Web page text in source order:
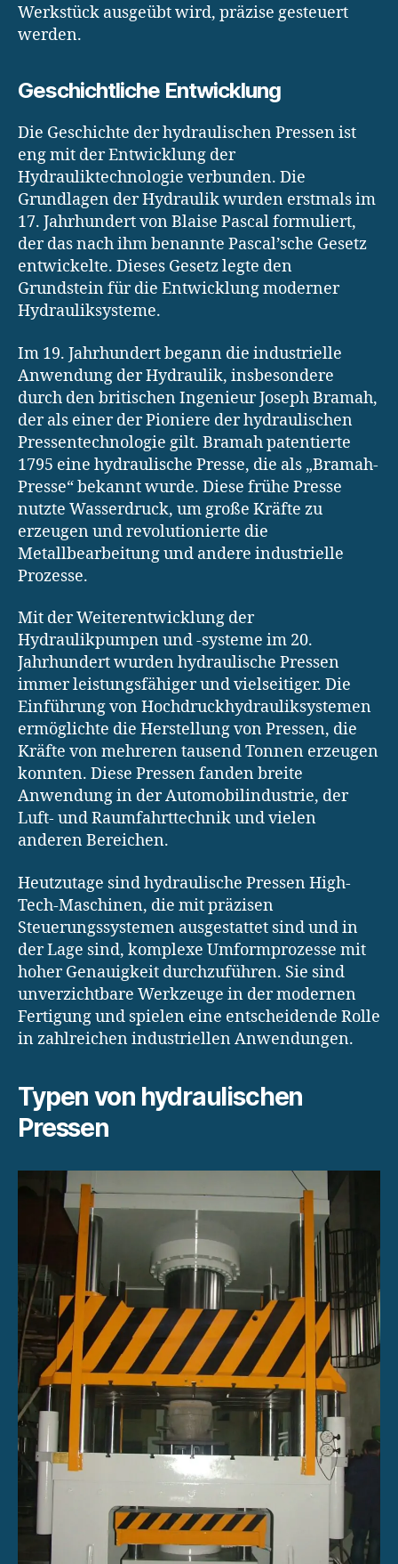
Werkstück ausgeübt wird, präzise gesteuert
werden.
Geschichtliche Entwicklung
Die Geschichte der hydraulischen Pressen ist
eng mit der Entwicklung der
Hydrauliktechnologie verbunden. Die
Grundlagen der Hydraulik wurden erstmals im
17. Jahrhundert von Blaise Pascal formuliert,
der das nach ihm benannte Pascal’sche Gesetz
entwickelte. Dieses Gesetz legte den
Grundstein für die Entwicklung moderner
Hydrauliksysteme.
Im 19. Jahrhundert begann die industrielle
Anwendung der Hydraulik, insbesondere
durch den britischen Ingenieur Joseph Bramah,
der als einer der Pioniere der hydraulischen
Pressentechnologie gilt. Bramah patentierte
1795 eine hydraulische Presse, die als „Bramah-
Presse“ bekannt wurde. Diese frühe Presse
nutzte Wasserdruck, um große Kräfte zu
erzeugen und revolutionierte die
Metallbearbeitung und andere industrielle
Prozesse.
Mit der Weiterentwicklung der
Hydraulikpumpen und -systeme im 20.
Jahrhundert wurden hydraulische Pressen
immer leistungsfähiger und vielseitiger. Die
Einführung von Hochdruckhydrauliksystemen
ermöglichte die Herstellung von Pressen, die
Kräfte von mehreren tausend Tonnen erzeugen
konnten. Diese Pressen fanden breite
Anwendung in der Automobilindustrie, der
Luft- und Raumfahrttechnik und vielen
anderen Bereichen.
Heutzutage sind hydraulische Pressen High-
Tech-Maschinen, die mit präzisen
Steuerungssystemen ausgestattet sind und in
der Lage sind, komplexe Umformprozesse mit
hoher Genauigkeit durchzuführen. Sie sind
unverzichtbare Werkzeuge in der modernen
Fertigung und spielen eine entscheidende Rolle
in zahlreichen industriellen Anwendungen.
Typen von hydraulischen
Pressen